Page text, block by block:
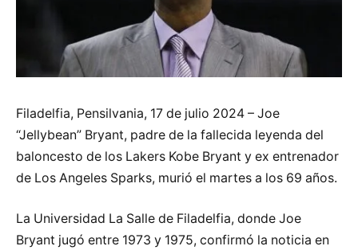
Filadelfia, Pensilvania, 17 de julio 2024 – Joe
“Jellybean” Bryant, padre de la fallecida leyenda del
baloncesto de los Lakers Kobe Bryant y ex entrenador
de Los Angeles Sparks, murió el martes a los 69 años.
La Universidad La Salle de Filadelfia, donde Joe
Bryant jugó entre 1973 y 1975, confirmó la noticia en